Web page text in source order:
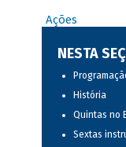
Ações
NESTA
História
Quintas no
Sextas